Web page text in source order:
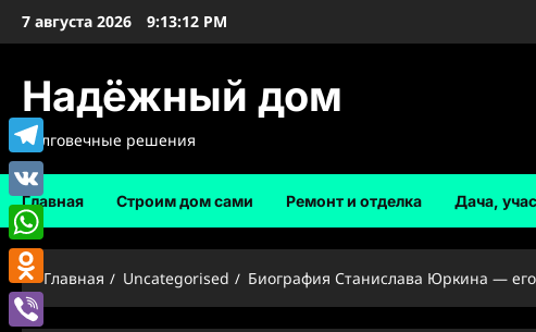
Перейти
7 августа 2026 9:13:12 PM
Надёжный дом
Долговечные решения
Главная Строим дом сами Ремонт и отделка Дача,
Главная Uncategorised Биография Станислава Юркина —
Telegram
VK
WhatsApp
Odnoklassniki